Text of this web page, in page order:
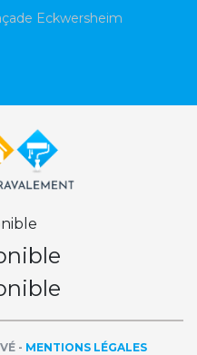
Eckwersheim
- MENTIONS LÉGALES